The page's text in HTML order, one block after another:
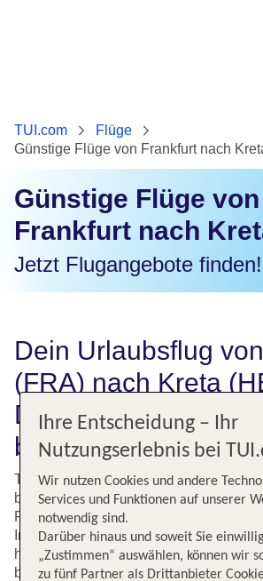
TUI.com
Flüge
Günstige Flüge von Frankfurt nach
Günstige Flüge von
Frankfurt nach
Jetzt Flugangebote finden!
Dein Urlaubsflug
(FRA) nach Kreta
Direkt und günstig
buchen.
TUI ist Dein Spezialist für Flugreisen in
bieten Dir auf unserer Webseite das
Flüge von Frankfurt auf die
Insel Kreta an. Im Sommer ist Kreta ein
hat auch abseits von Strand und Meer
bieten. Kulturelle Schätze,
Ihre Entscheidung – Ihr
Nutzungserlebnis bei
Wir nutzen Cookies und andere
Services und Funktionen auf unserer
notwendig sind.
Darüber hinaus und soweit Sie
„Zustimmen“ auswählen, können wir
zu fünf Partner als Drittanbieter